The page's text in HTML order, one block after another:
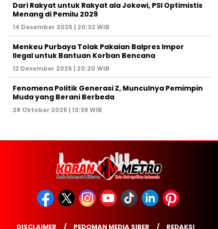
Dari Rakyat untuk Rakyat ala Jokowi, PSI Optimistis
Menang di Pemilu 2029
14 Desember 2025 | 20:32 WIB
Menkeu Purbaya Tolak Pakaian Balpres Impor
Ilegal untuk Bantuan Korban Bencana
12 Desember 2025 | 20:20 WIB
Fenomena Politik Generasi Z, Munculnya Pemimpin
Muda yang Berani Berbeda
28 Oktober 2025 | 13:38 WIB
DISCLAIMER PEDOMAN MEDIA SIBER REDAKSI